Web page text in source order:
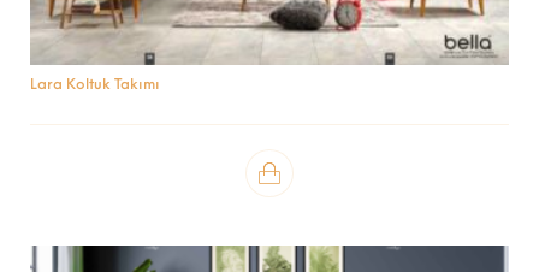
Lara Koltuk Takımı